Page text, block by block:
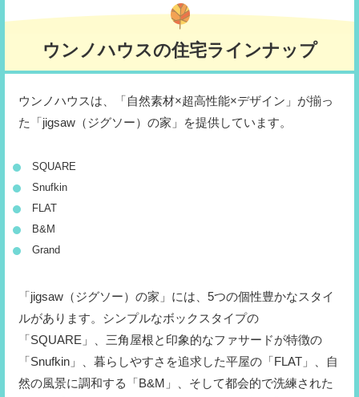
ウンノハウスの住宅ラインナップ
ウンノハウスは、「自然素材×超高性能×デザイン」が揃っ
た「jigsaw（ジグソー）の家」を提供しています。
SQUARE
Snufkin
FLAT
B&M
Grand
「jigsaw（ジグソー）の家」には、5つの個性豊かなスタイ
ルがあります。シンプルなボックスタイプの
「SQUARE」、三角屋根と印象的なファサードが特徴の
「Snufkin」、暮らしやすさを追求した平屋の「FLAT」、自
然の風景に調和する「B&M」、そして都会的で洗練された